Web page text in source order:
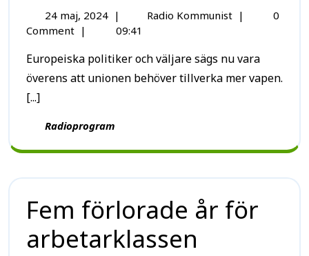
24 maj, 2024 | Radio Kommunist |
0
Comment | 09:41
Europeiska politiker och väljare sägs nu vara
överens att unionen behöver tillverka mer vapen.
[...]
Radioprogram
Fem förlorade år för
arbetarklassen